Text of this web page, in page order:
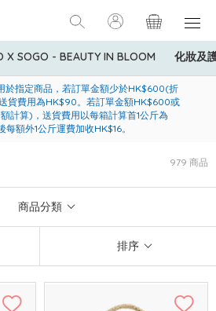
X SOGO - BEAUTY IN BLOOM 化妝及
卡會員購物禮遇：高達5%簽賬回贈！
品除外)滿$600，可享免費送貨服務
於指定商品，若訂單金額少於HK$600(折
貨費用為HK$90。若訂單金額HK$600或
計算)，送貨費用以每箱計算首1公斤為
每額外1公斤運費加收HK$16。
979 商品
商品分類
排序